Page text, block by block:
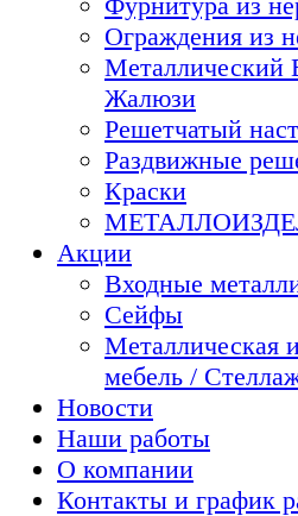
Ограждения из
Металлический
Жалюзи
Решетчатый
Раздвижные
Краски
Акции
Входные
Сейфы
Металлическая
мебель /
Новости
Наши работы
О компании
Контакты и график